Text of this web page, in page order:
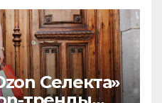
Селекта»